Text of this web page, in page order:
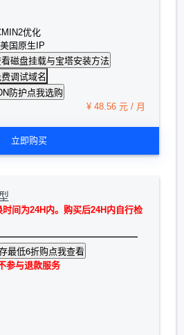
优化
国原生IP
调试域名
¥ 48.56 元 / 月
立即购买
间为24H内。购买后24H内自行检
参与退款服务